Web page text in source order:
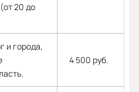
20 до
и города,
4 500 руб.